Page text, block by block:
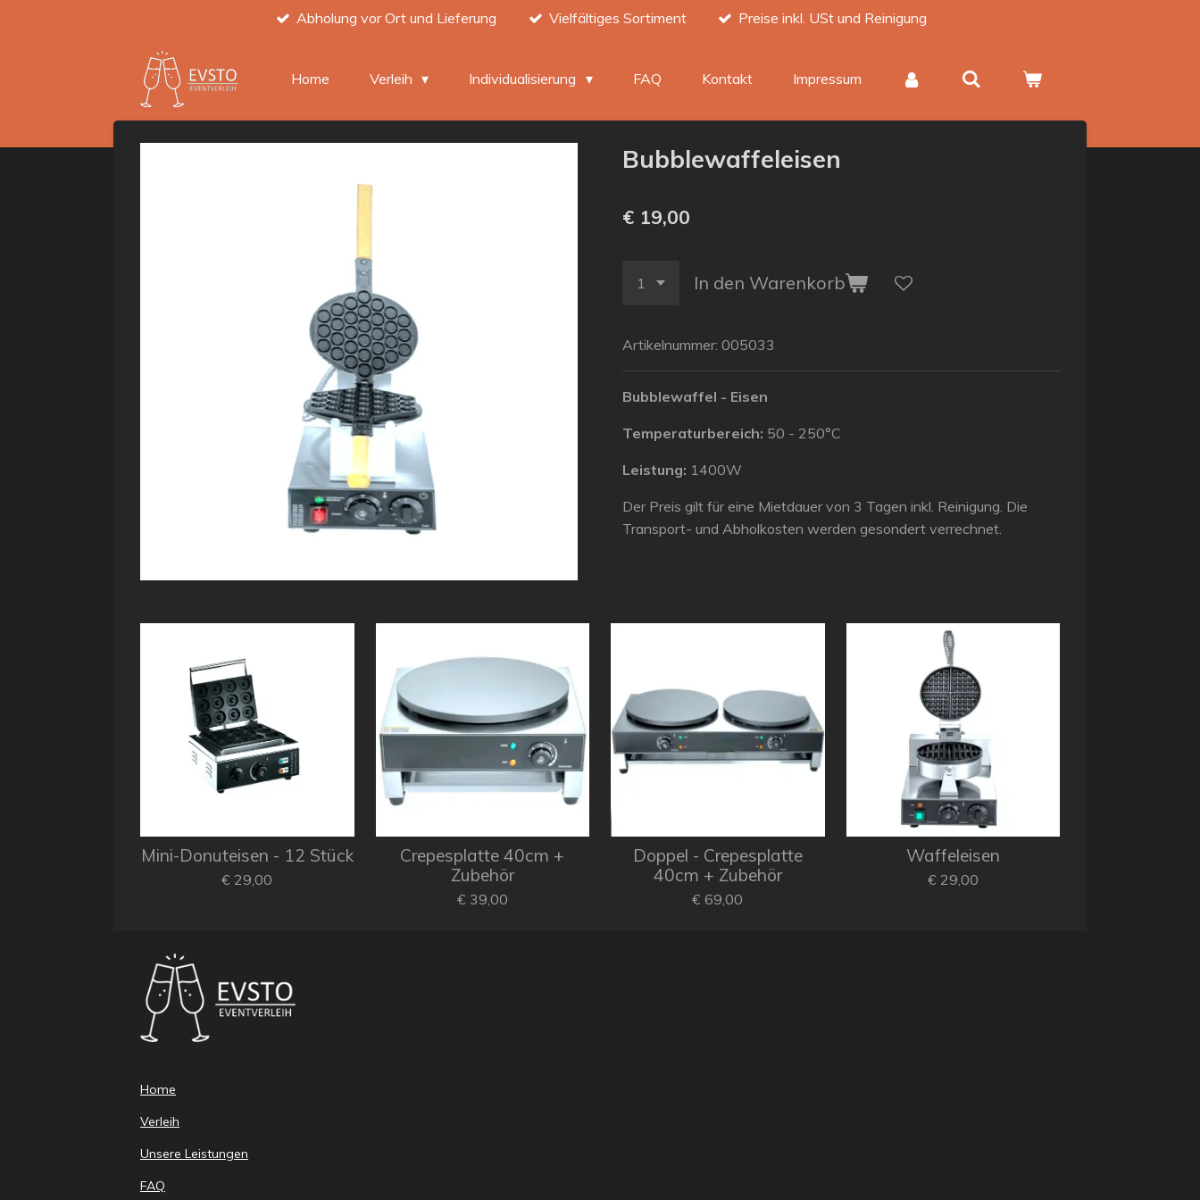
Abholung vor Ort und Lieferung Vielfältiges Sortiment Preise inkl. USt und Reinigung
Home Verleih Individualisierung FAQ Kontakt Impressum
Bubblewaffeleisen
€ 19,00
In den Warenkorb
Artikelnummer: 005033
Bubblewaffel - Eisen
Temperaturbereich: 50 - 250°C
Leistung: 1400W
Der Preis gilt für eine Mietdauer von 3 Tagen inkl. Reinigung. Die
Transport- und Abholkosten werden gesondert verrechnet.
Mini-Donuteisen - 12 Stück
€ 29,00
Crepesplatte 40cm +
Zubehör
€ 39,00
Doppel - Crepesplatte
40cm + Zubehör
€ 69,00
Waffeleisen
€ 29,00
Home
Verleih
Unsere Leistungen
FAQ